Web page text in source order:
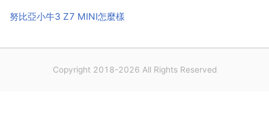
努比亞小牛3 Z7 MINI怎麼樣
Copyright 2018-2026 All Rights Reserved